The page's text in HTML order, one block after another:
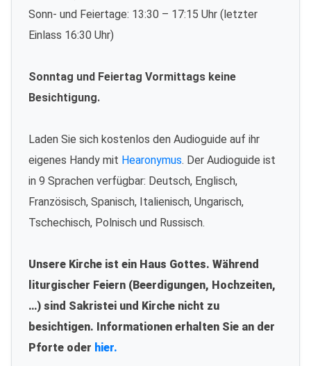
Sonn- und Feiertage: 13:30 – 17:15 Uhr (letzter
Einlass 16:30 Uhr)
Sonntag und Feiertag Vormittags keine
Besichtigung.
Laden Sie sich kostenlos den Audioguide auf ihr
eigenes Handy mit Hearonymus. Der Audioguide ist
in 9 Sprachen verfügbar: Deutsch, Englisch,
Französisch, Spanisch, Italienisch, Ungarisch,
Tschechisch, Polnisch und Russisch.
Unsere Kirche ist ein Haus Gottes. Während
liturgischer Feiern (Beerdigungen, Hochzeiten,
…) sind Sakristei und Kirche nicht zu
besichtigen. Informationen erhalten Sie an der
Pforte oder hier.